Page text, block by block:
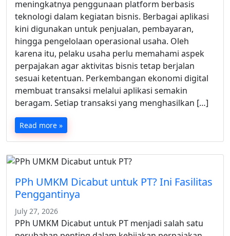
meningkatnya penggunaan platform berbasis
teknologi dalam kegiatan bisnis. Berbagai aplikasi
kini digunakan untuk penjualan, pembayaran,
hingga pengelolaan operasional usaha. Oleh
karena itu, pelaku usaha perlu memahami aspek
perpajakan agar aktivitas bisnis tetap berjalan
sesuai ketentuan. Perkembangan ekonomi digital
membuat transaksi melalui aplikasi semakin
beragam. Setiap transaksi yang menghasilkan […]
Read more »
PPh UMKM Dicabut untuk PT? Ini Fasilitas
Penggantinya
July 27, 2026
PPh UMKM Dicabut untuk PT menjadi salah satu